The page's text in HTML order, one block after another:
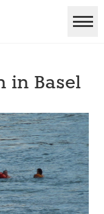
in Basel